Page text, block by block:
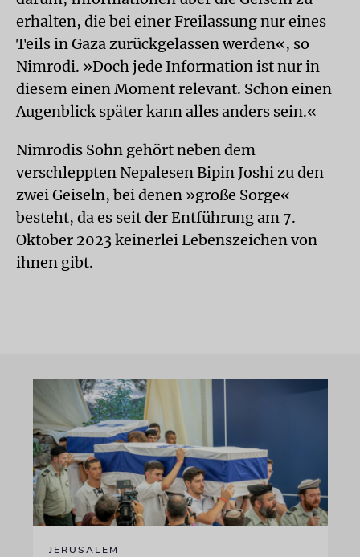
erhalten, die bei einer Freilassung nur eines
Teils in Gaza zurückgelassen werden«, so
Nimrodi. »Doch jede Information ist nur in
diesem einen Moment relevant. Schon einen
Augenblick später kann alles anders sein.«
Nimrodis Sohn gehört neben dem
verschleppten Nepalesen Bipin Joshi zu den
zwei Geiseln, bei denen »große Sorge«
besteht, da es seit der Entführung am 7.
Oktober 2023 keinerlei Lebenszeichen von
ihnen gibt.
JERUSALEM